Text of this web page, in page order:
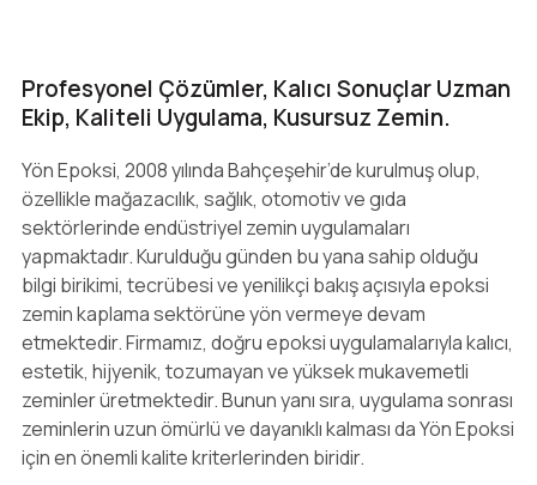
Profesyonel Çözümler, Kalıcı Sonuçlar Uzman
Ekip, Kaliteli Uygulama, Kusursuz Zemin.
Yön Epoksi, 2008 yılında Bahçeşehir’de kurulmuş olup,
özellikle mağazacılık, sağlık, otomotiv ve gıda
sektörlerinde endüstriyel zemin uygulamaları
yapmaktadır. Kurulduğu günden bu yana sahip olduğu
bilgi birikimi, tecrübesi ve yenilikçi bakış açısıyla epoksi
zemin kaplama sektörüne yön vermeye devam
etmektedir. Firmamız, doğru epoksi uygulamalarıyla kalıcı,
estetik, hijyenik, tozumayan ve yüksek mukavemetli
zeminler üretmektedir. Bunun yanı sıra, uygulama sonrası
zeminlerin uzun ömürlü ve dayanıklı kalması da Yön Epoksi
için en önemli kalite kriterlerinden biridir.